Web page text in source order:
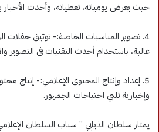
حيث يعرض يومياته، تغطياته، وأحدث
4. تصوير المناسبات الخاصة:- توثيق حفلات
عالية، باستخدام أحدث التقنيات في التصوير
5. إعداد وإنتاج المحتوى الإعلامي:- إنتاج
وإخبارية تلبي احتياجات الجمهور.
يمتاز سلطان الذيابي ” سناب السلطان